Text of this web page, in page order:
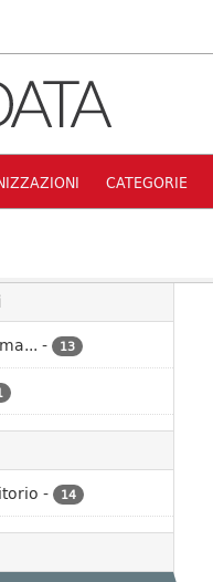
CATEGORIE
- 13
- 14